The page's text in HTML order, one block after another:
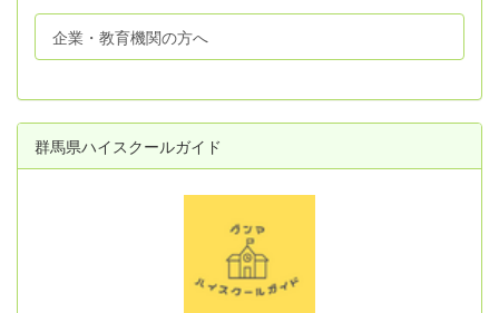
企業・教育機関の方へ
群馬県ハイスクールガイド